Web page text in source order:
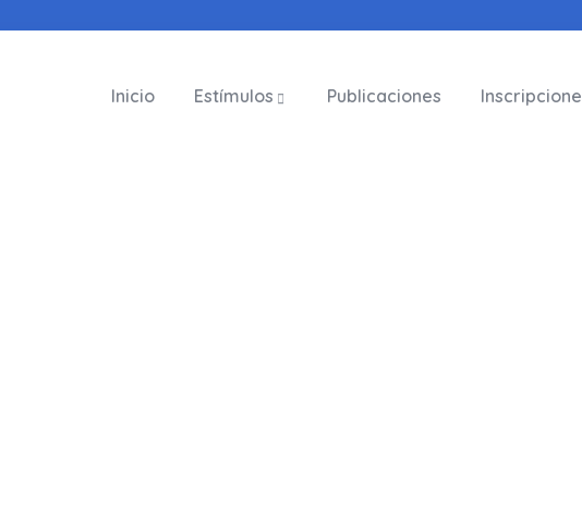
Inicio Estímulos Publicaciones